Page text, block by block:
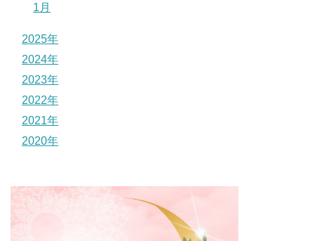
1月
2025年
2024年
2023年
2022年
2021年
2020年